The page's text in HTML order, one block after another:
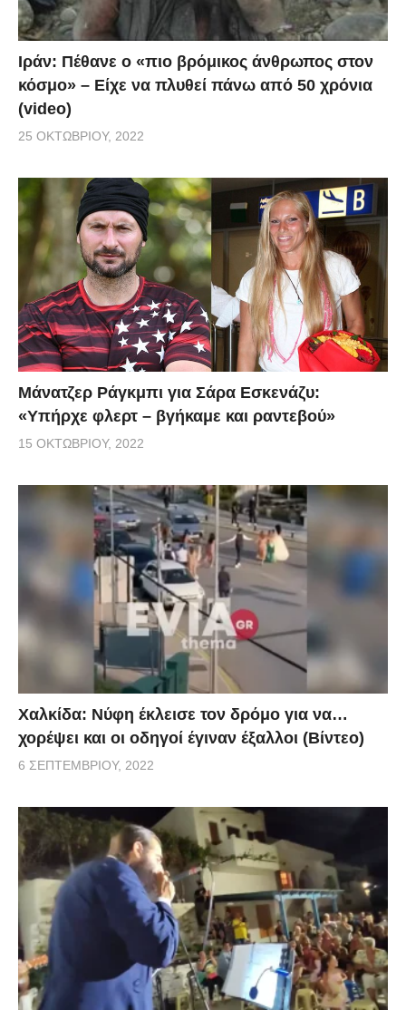
Ιράν: Πέθανε ο «πιο βρόμικος άνθρωπος στον
κόσμο» – Είχε να πλυθεί πάνω από 50 χρόνια
(video)
25 ΟΚΤΩΒΡΊΟΥ, 2022
Μάνατζερ Ράγκμπι για Σάρα Εσκενάζυ:
«Υπήρχε φλερτ – βγήκαμε και ραντεβού»
15 ΟΚΤΩΒΡΊΟΥ, 2022
Χαλκίδα: Νύφη έκλεισε τον δρόμο για να…
χορέψει και οι οδηγοί έγιναν έξαλλοι (Βίντεο)
6 ΣΕΠΤΕΜΒΡΊΟΥ, 2022